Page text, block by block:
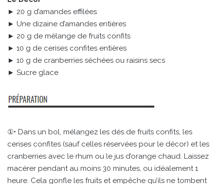
► 20 g d’amandes effilées
► Une dizaine d’amandes entières
► 20 g de mélange de fruits confits
► 10 g de cerises confites entières
► 10 g de cranberries séchées ou raisins secs
► Sucre glace
①• Dans un bol, mélangez les dés de fruits confits, les
cerises confites (sauf celles réservées pour le décor) et les
cranberries avec le rhum ou le jus d’orange chaud. Laissez
macérer pendant au moins 30 minutes, ou idéalement 1
heure. Cela gonfle les fruits et empêche qu’ils ne tombent